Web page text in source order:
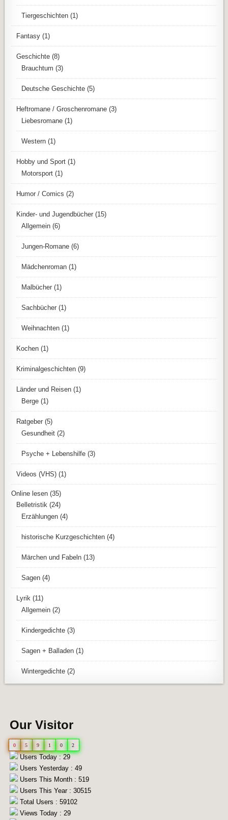
Tiergeschichten (1)
Fantasy (1)
Geschichte (8)
Brauchtum (3)
Deutsche Geschichte (5)
Heftromane / Groschenromane (3)
Liebesromane (1)
Western (1)
Hobby und Sport (1)
Motorsport (1)
Humor / Comics (2)
Kinder- und Jugendbücher (15)
Allgemein (6)
Jungen-Romane (6)
Mädchenroman (1)
Malbücher (1)
Sachbücher (1)
Weihnachten (1)
Kochen (1)
Kriminalgeschichten (9)
Länder und Reisen (1)
Berge (1)
Ratgeber (5)
Gesundheit (2)
Psyche + Lebenshilfe (3)
Videos (VHS) (1)
Online lesen (35)
Belletristik (24)
Erzählungen (4)
historische Kurzgeschichten (4)
Märchen und Fabeln (13)
Sagen (4)
Lyrik (11)
Allgemein (2)
Kindergedichte (3)
Sagen + Balladen (1)
Wintergedichte (2)
Our Visitor
0 5 9 1 0 2
Users Today : 29
Users Yesterday : 49
Users This Month : 519
Users This Year : 30515
Total Users : 59102
Views Today : 29